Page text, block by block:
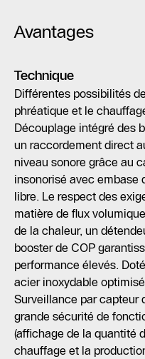
Avantages
Technique
Différentes possibilités
phréatique et le
Découplage intégré des
un raccordement direct
niveau sonore grâce au
insonorisé avec embase
libre. Le respect des
matière de flux
de la chaleur, un
booster de COP
performance élevés.
acier inoxydable
Surveillance par capteur
grande sécurité de
(affichage de la quantité
chauffage et la